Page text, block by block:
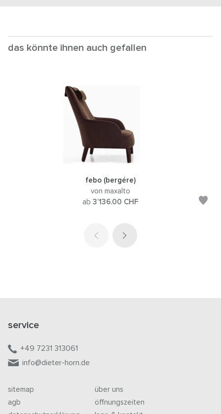
das könnte ihnen auch gefallen
febo (bergére)
von maxalto
ab 3’136.00 CHF
service
+49 7231 313061
info@dieter-horn.de
sitemap
agb
über uns
öffnungszeiten